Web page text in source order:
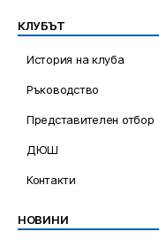
КЛУБЪТ
История на клуба
Ръководство
Представителен отбор
ДЮШ
Контакти
НОВИНИ